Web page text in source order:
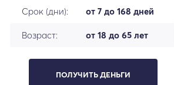
Срок (дни): от 7 до 168 дней
Возраст: от 18 до 65 лет
ПОЛУЧИТЬ ДЕНЬГИ